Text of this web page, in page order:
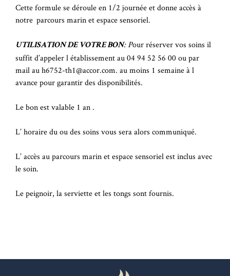
Cette formule se déroule en 1/2 journée et donne accès à
notre parcours marin et espace sensoriel.
UTILISATION DE VOTRE BON: Pour réserver vos soins il
suffit d’appeler l établissement au 04 94 52 56 00 ou par
mail au h6752-th1@accor.com. au moins 1 semaine à l
avance pour garantir des disponibilités.
Le bon est valable 1 an .
L’ horaire du ou des soins vous sera alors communiqué.
L’ accès au parcours marin et espace sensoriel est inclus avec
le soin.
Le peignoir, la serviette et les tongs sont fournis.